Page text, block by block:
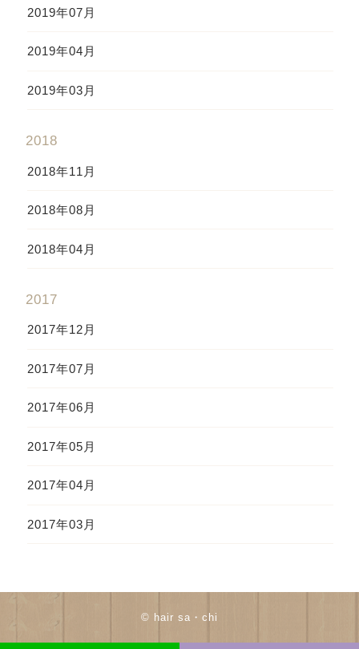
2019年07月
2019年04月
2019年03月
2018
2018年11月
2018年08月
2018年04月
2017
2017年12月
2017年07月
2017年06月
2017年05月
2017年04月
2017年03月
© hair sa・chi